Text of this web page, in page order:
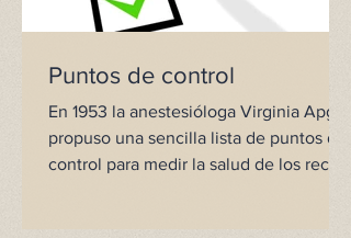
Puntos de control
En 1953 la anestesióloga Virginia Apgar
propuso una sencilla lista de puntos de
control para medir la salud de los recién